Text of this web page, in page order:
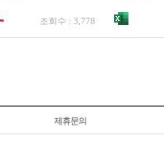
조회수 : 3,778
제휴문의